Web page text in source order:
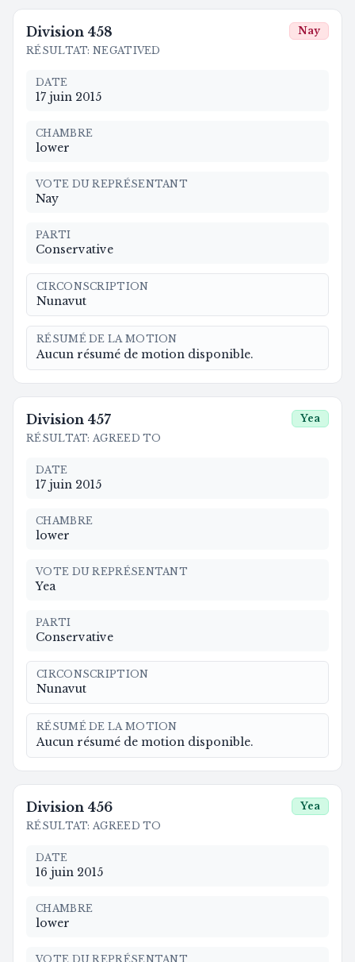
Division 458
RÉSULTAT: NEGATIVED
Nay
DATE
17 juin 2015
CHAMBRE
lower
VOTE DU REPRÉSENTANT
Nay
PARTI
Conservative
CIRCONSCRIPTION
Nunavut
RÉSUMÉ DE LA MOTION
Aucun résumé de motion disponible.
Division 457
RÉSULTAT: AGREED TO
Yea
DATE
17 juin 2015
CHAMBRE
lower
VOTE DU REPRÉSENTANT
Yea
PARTI
Conservative
CIRCONSCRIPTION
Nunavut
RÉSUMÉ DE LA MOTION
Aucun résumé de motion disponible.
Division 456
RÉSULTAT: AGREED TO
Yea
DATE
16 juin 2015
CHAMBRE
lower
VOTE DU REPRÉSENTANT